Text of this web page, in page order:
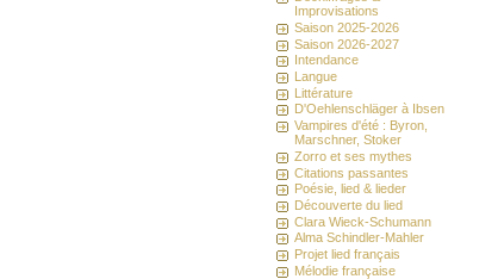
Improvisations
Saison 2025-2026
Saison 2026-2027
Intendance
Langue
Littérature
D'Oehlenschläger à Ibsen
Vampires d'été : Byron,
Marschner, Stoker
Zorro et ses mythes
Citations passantes
Poésie, lied & lieder
Découverte du lied
Clara Wieck-Schumann
Alma Schindler-Mahler
Projet lied français
Mélodie française